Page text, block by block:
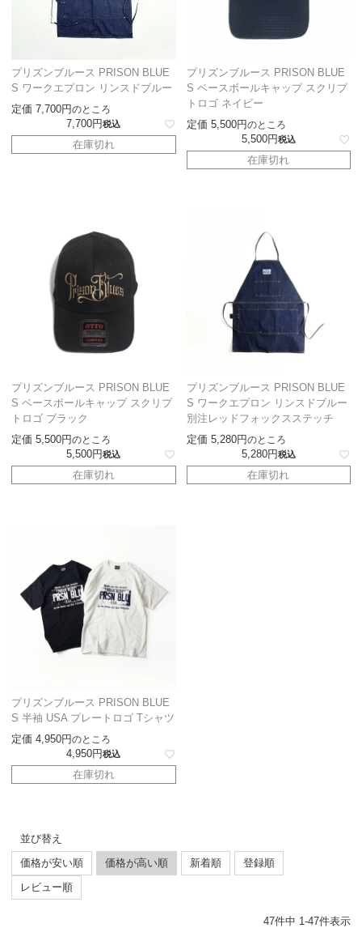
プリズンブルース PRISON BLUE
S ワークエプロン リンスドブルー
定価 7,700 のところ
7,700 税込
在庫切れ
プリズンブルース PRISON BLUE
S ベースボールキャップ スクリプ
トロゴ ネイビー
定価 5,500 のところ
5,500 税込
在庫切れ
プリズンブルース PRISON BLUE
S ベースボールキャップ スクリプ
トロゴ ブラック
定価 5,500 のところ
5,500 税込
在庫切れ
プリズンブルース PRISON BLUE
S ワークエプロン リンスドブルー
別注レッドフォックスステッチ
定価 5,280 のところ
5,280 税込
在庫切れ
プリズンブルース PRISON BLUE
S 半袖 USA プレートロゴ Tシャツ
定価 4,950 のところ
4,950 税込
在庫切れ
並び替え
価格が安い順
価格が高い順 新着順
登録順
レビュー順
47件中 1-47件表示